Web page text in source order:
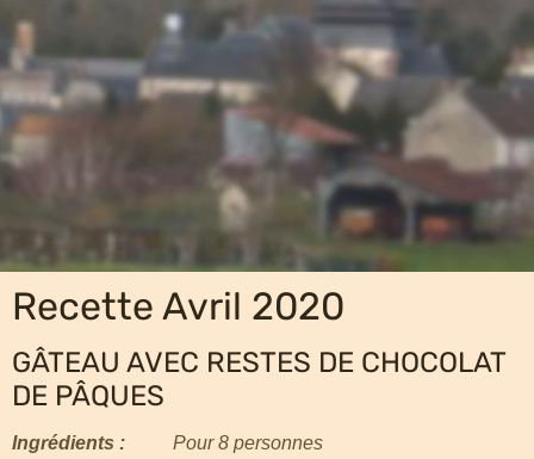
Recette Avril 2020
GÂTEAU AVEC RESTES DE CHOCOLAT
DE PÂQUES
Ingrédients : Pour 8 personnes